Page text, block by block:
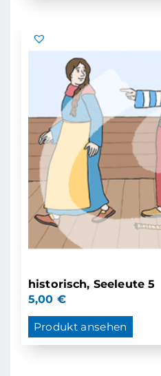
historisch, Seeleute 5
5,00 €
Produkt ansehen